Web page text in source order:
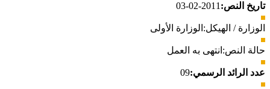
تاريخ النص: 2011-02-03
الوزارة / الهيكل: الوزارة الأولى
حالة النص: انتهى به العمل
عدد الرائد الرسمي:09